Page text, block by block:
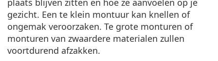
plaats blijven zitten en hoe ze aanvoelen op je
gezicht. Een te klein montuur kan knellen of
ongemak veroorzaken. Te grote monturen of
monturen van zwaardere materialen zullen
voortdurend afzakken.